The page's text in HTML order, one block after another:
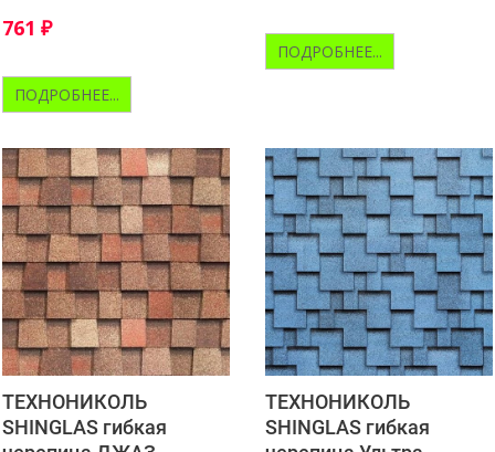
оттенков, их переливы и
контрастные акценты.
761 ₽
ПОДРОБНЕЕ...
ПОДРОБНЕЕ...
ТЕХНОНИКОЛЬ
SHINGLAS гибкая
ТЕХНОНИКОЛЬ
SHINGLAS гибкая